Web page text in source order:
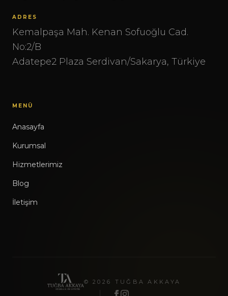
ADRES
Kemalpaşa Mah. Kenan Sofuoğlu Cad.
No:2/B
Adatepe2 Plaza Serdivan/Sakarya, Türkiye
MENÜ
Anasayfa
Kurumsal
Hizmetlerimiz
Blog
İletişim
© 2026 TUĞBA AKKAYA